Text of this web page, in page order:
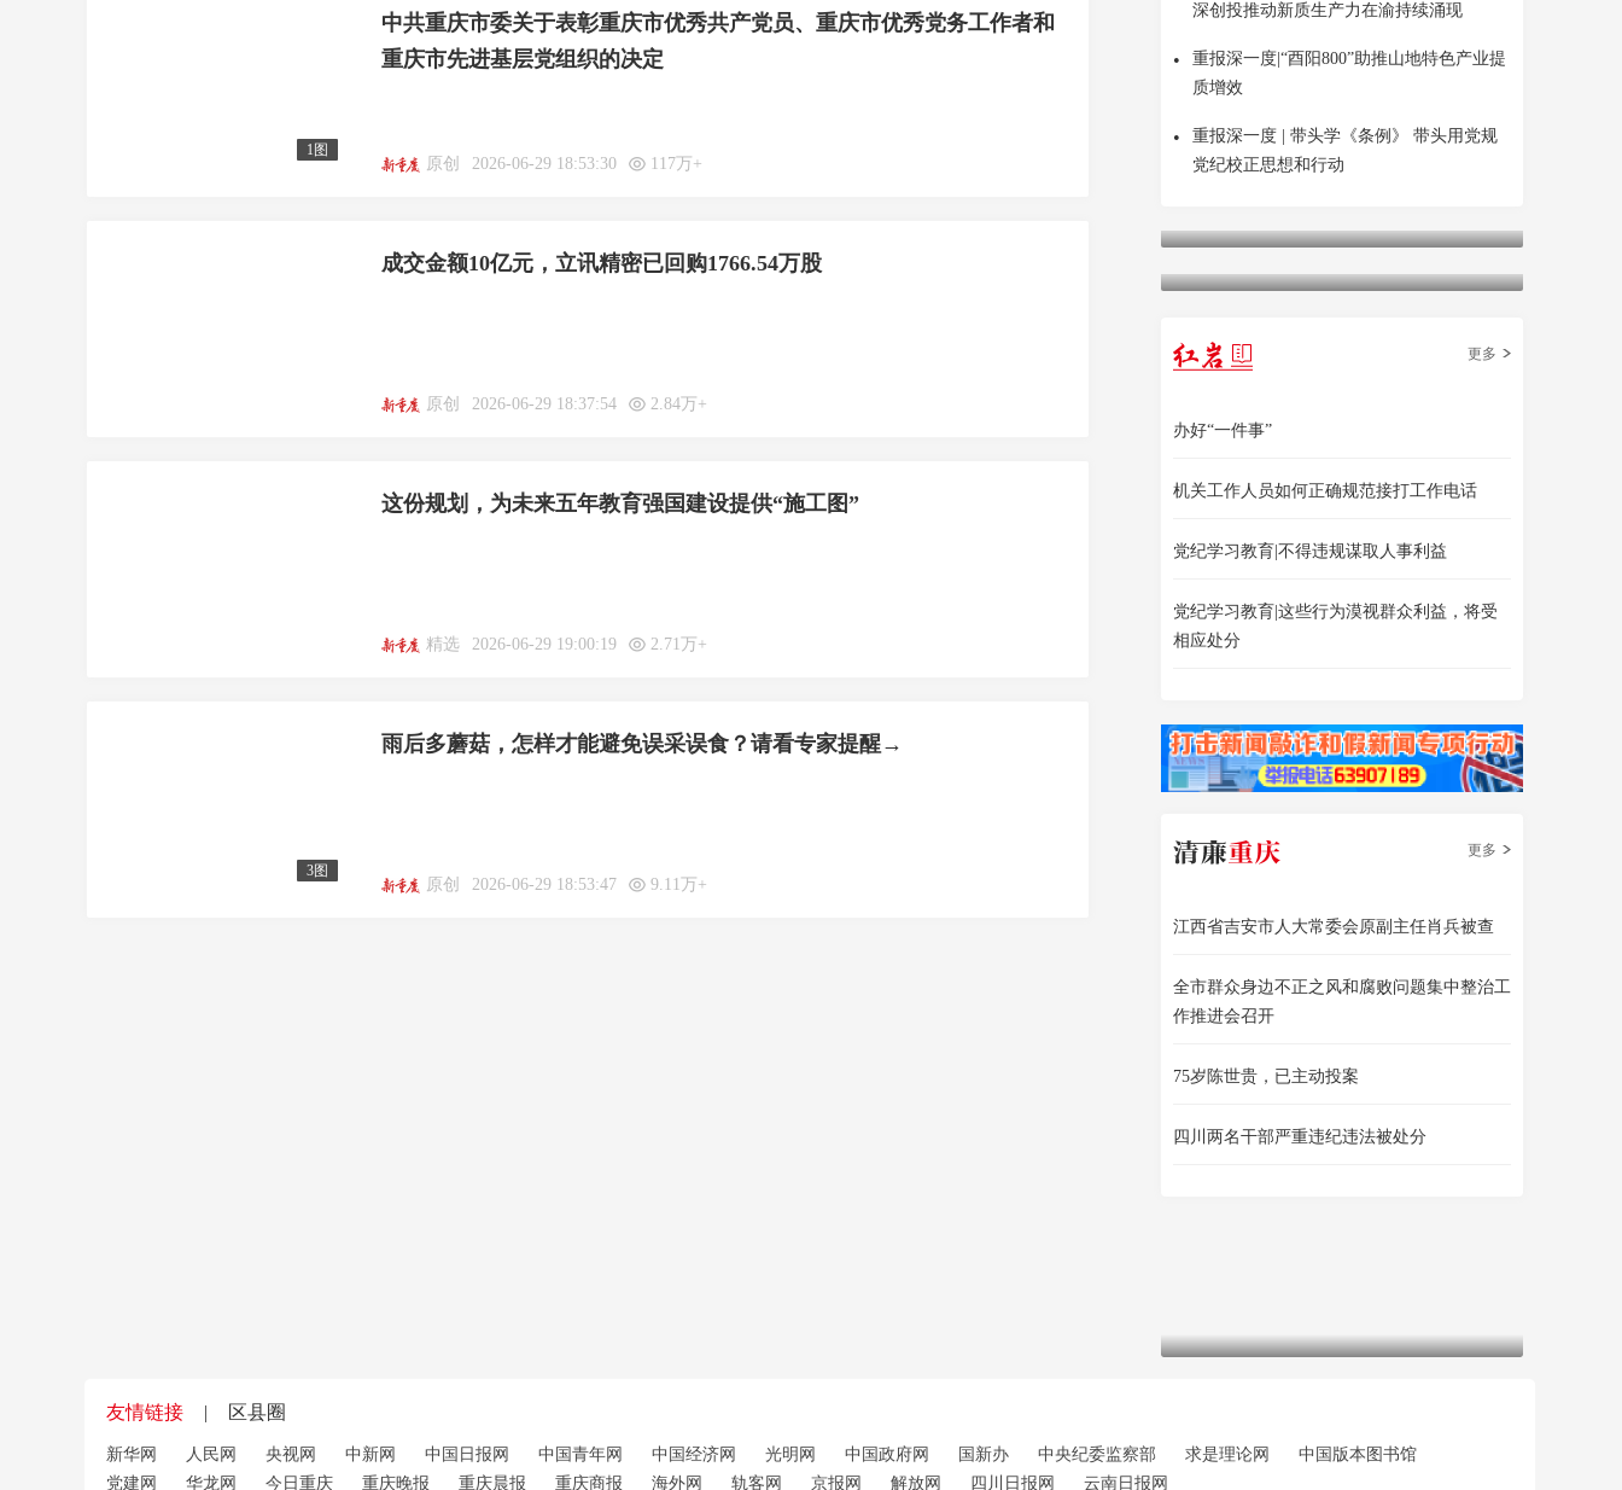
1图
中共重庆市委关于表彰重庆市优秀共产党员、重庆市优秀党务工作者和
重庆市先进基层党组织的决定
原创 2026-06-29 18:53:30 117万+
成交金额10亿元，立讯精密已回购1766.54万股
原创 2026-06-29 18:37:54 2.84万+
这份规划，为未来五年教育强国建设提供“施工图”
精选 2026-06-29 19:00:19 2.71万+
3图
雨后多蘑菇，怎样才能避免误采误食？请看专家提醒→
原创 2026-06-29 18:53:47 9.11万+
深创投推动新质生产力在渝持续涌现
•
重报深一度|“酉阳800”助推山地特色产业提
质增效
•
重报深一度 | 带头学《条例》 带头用党规
党纪校正思想和行动
更多
办好“一件事”
机关工作人员如何正确规范接打工作电话
党纪学习教育|不得违规谋取人事利益
党纪学习教育|这些行为漠视群众利益，将受
相应处分
更多
江西省吉安市人大常委会原副主任肖兵被查
全市群众身边不正之风和腐败问题集中整治工
作推进会召开
75岁陈世贵，已主动投案
四川两名干部严重违纪违法被处分
友情链接 | 区县圈
新华网 人民网 央视网 中新网 中国日报网 中国青年网 中国经济网 光明网 中国政府网 国新办 中央纪委监察部 求是理论网
中国版本图书馆
党建网
华龙网 今日重庆 重庆晚报 重庆晨报 重庆商报 海外网 轨客网 京报网 解放网 四川日报网 云南日报网